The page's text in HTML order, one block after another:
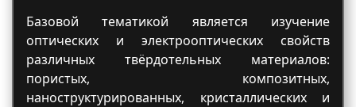
Базовой тематикой является изучение
оптических и электрооптических свойств
различных твёрдотельных материалов:
пористых, композитных,
наноструктурированных, кристаллических и